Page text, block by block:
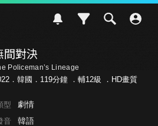
間對決
Policeman’s Lineage
．韓國．119分鐘 ． 輔12級 ．HD畫質
型 劇情
音 韓語